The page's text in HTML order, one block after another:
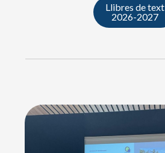
Llibres de text
2026-2027